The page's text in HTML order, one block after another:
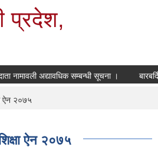
प्रदेश,
नामावली अद्यावधिक सम्बन्धी सूचना ।
ऐन २०७५
ऐन २०७५